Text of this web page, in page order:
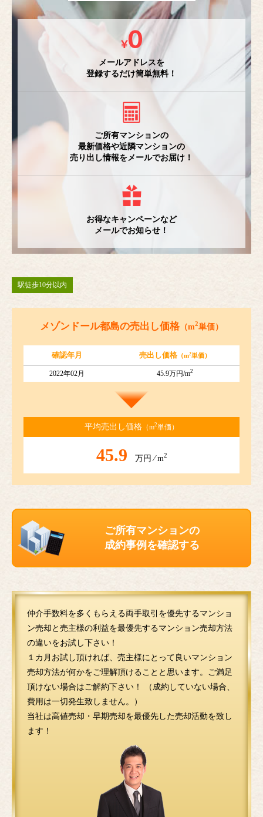
メールアドレスを
登録するだけ簡単無料！
ご所有マンションの
最新価格や近隣マンションの
売り出し情報をメールでお届け！
お得なキャンペーンなど
メールでお知らせ！
駅徒歩10分以内
メゾンドール都島の売出し価格 （m2単価）
確認年月 売出し価格（m2単価）
2022年02月 45.9万円/m2
平均売出し価格 （m2単価）
45.9 万円 ⁄ m2
ご所有マンションの
成約事例を確認する
仲介手数料を多くもらえる両手取引を優先するマンショ
ン売却と売主様の利益を最優先するマンション売却方法
の違いをお試し下さい！
１カ月お試し頂ければ、売主様にとって良いマンション
売却方法が何かをご理解頂けることと思います。ご満足
頂けない場合はご解約下さい！ （成約していない場合、
費用は一切発生致しません。）
当社は高値売却・早期売却を最優先した売却活動を致し
ます！